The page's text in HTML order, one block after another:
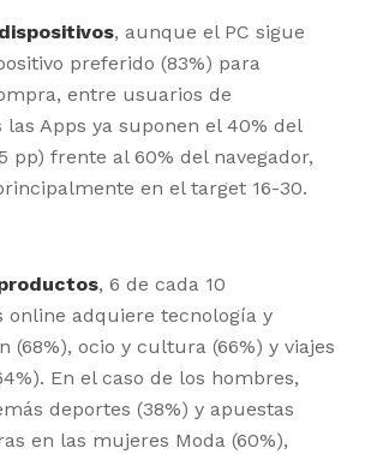
dispositivos, aunque el PC sigue
preferido (83%) para
entre usuarios de
Apps ya suponen el 40% del
pp) frente al 60% del navegador,
en el target 16-30.
, 6 de cada 10
online adquiere tecnología y
(68%), ocio y cultura (66%) y viajes
En el caso de los hombres,
deportes (38%) y apuestas
en las mujeres Moda (60%),